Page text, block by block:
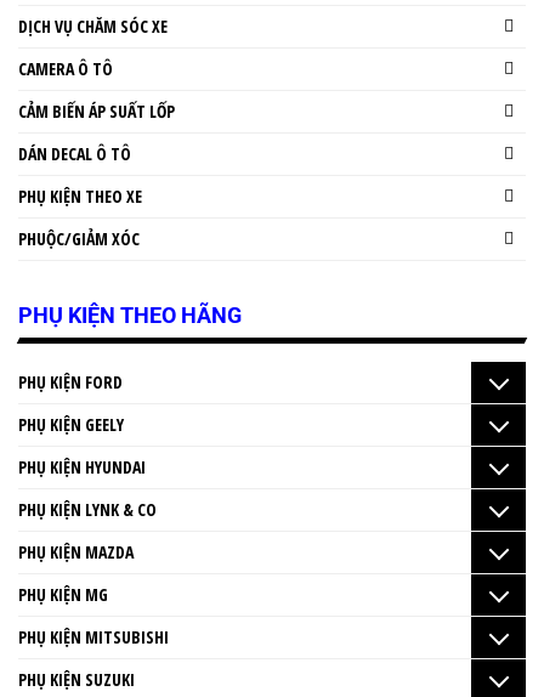
DỊCH VỤ CHĂM SÓC XE
CAMERA Ô TÔ
CẢM BIẾN ÁP SUẤT LỐP
DÁN DECAL Ô TÔ
PHỤ KIỆN THEO XE
PHUỘC/GIẢM XÓC
PHỤ KIỆN THEO HÃNG
PHỤ KIỆN FORD
PHỤ KIỆN GEELY
PHỤ KIỆN HYUNDAI
PHỤ KIỆN LYNK & CO
PHỤ KIỆN MAZDA
PHỤ KIỆN MG
PHỤ KIỆN MITSUBISHI
PHỤ KIỆN SUZUKI